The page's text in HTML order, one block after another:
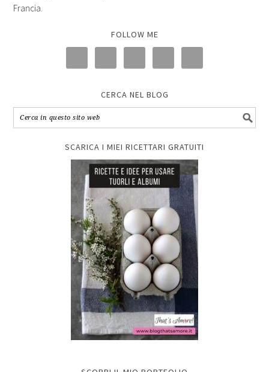
Francia.
FOLLOW ME
CERCA NEL BLOG
SCARICA I MIEI RICETTARI GRATUITI